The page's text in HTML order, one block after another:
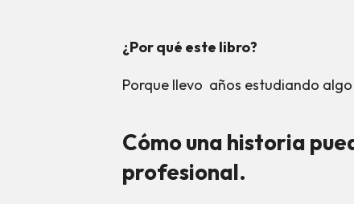
¿Por qué este libro?
Porque llevo años estudiando
Cómo una historia
profesional.